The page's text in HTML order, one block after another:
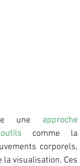
une approche
comme la
corporels,
la visualisation. Ces